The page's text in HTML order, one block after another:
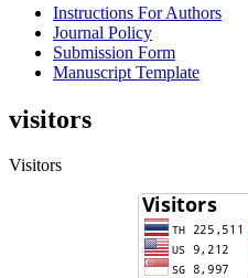
Instructions For Authors
Journal Policy
Submission Form
Manuscript Template
visitors
Visitors